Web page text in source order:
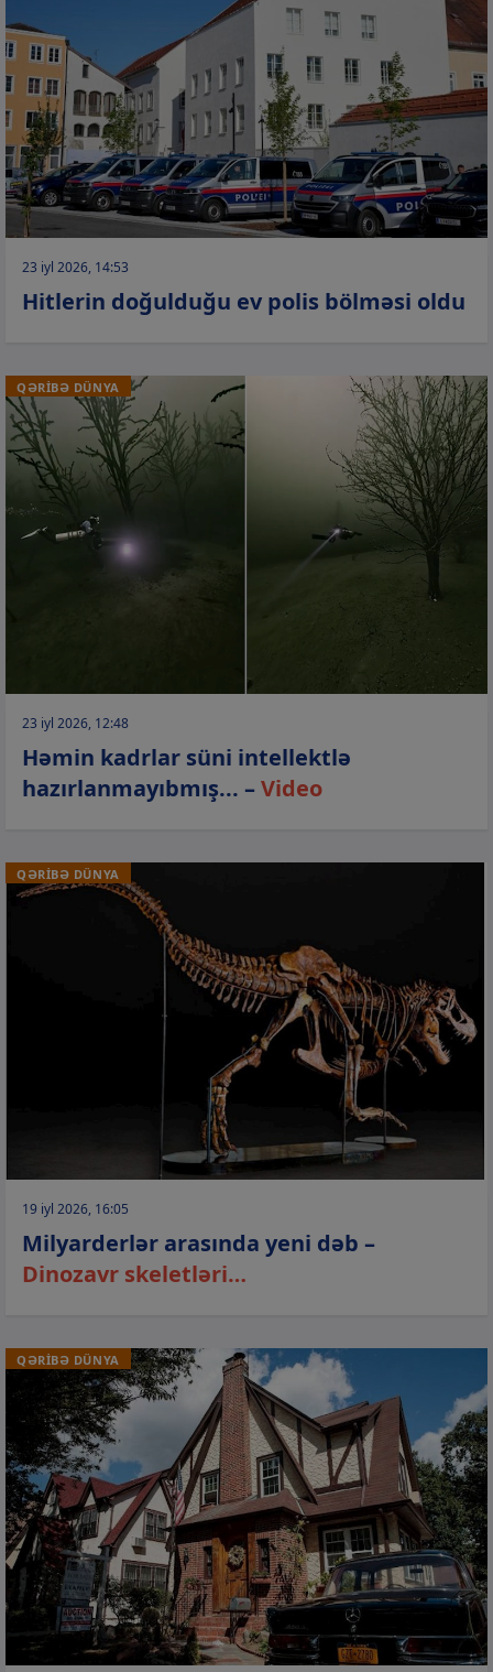
23 iyl 2026, 14:53
Hitlerin doğulduğu ev polis bölməsi oldu
QƏRİBƏ DÜNYA
23 iyl 2026, 12:48
Həmin kadrlar süni intellektlə
hazırlanmayıbmış... –Video
QƏRİBƏ DÜNYA
19 iyl 2026, 16:05
Milyarderlər arasında yeni dəb –
Dinozavr skeletləri…
QƏRİBƏ DÜNYA